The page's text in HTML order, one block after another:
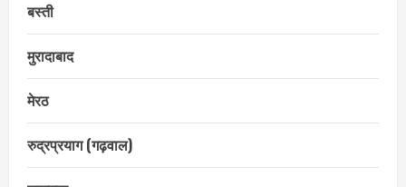
बस्ती
मुरादाबाद
मेरठ
रुद्रप्रयाग (गढ़वाल)